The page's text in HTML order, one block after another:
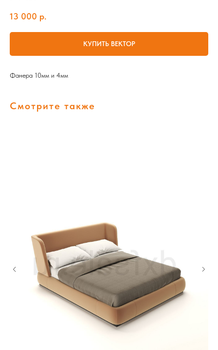
13 000 р.
КУПИТЬ ВЕКТОР
Фанера 10мм и 4мм
Смотрите также